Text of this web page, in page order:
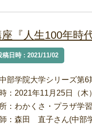
『人生100年時
稿日時 : 2021/11/02
部学院大学シリーズ第
：2021年11月25日（
：わかくさ・プラザ学
：森田 直子さん(中部